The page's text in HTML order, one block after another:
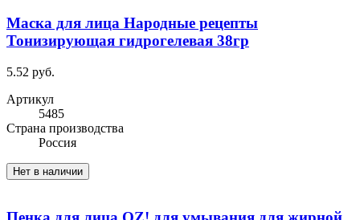
Маска для лица Народные рецепты
Тонизирующая гидрогелевая 38гр
5.52 руб.
Артикул
5485
Cтрана производства
Россия
Нет в наличии